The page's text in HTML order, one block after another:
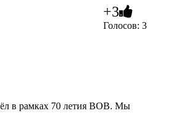
+3
Голосов: 3
в рамках 70 летия ВОВ. Мы